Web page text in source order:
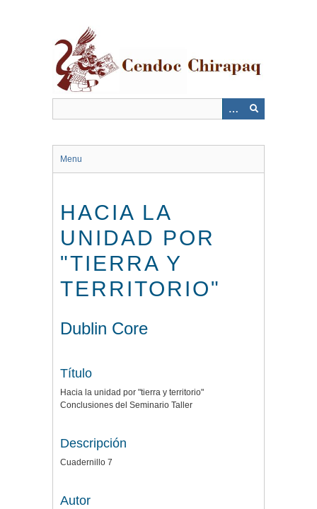
Menu
HACIA LA
UNIDAD POR
"TIERRA Y
TERRITORIO"
Dublin Core
Título
Hacia la unidad por "tierra y territorio"
Conclusiones del Seminario Taller
Descripción
Cuadernillo 7
Autor